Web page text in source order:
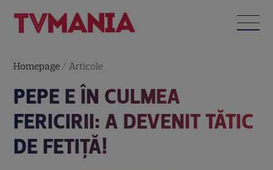
Homepage / Articole
PEPE E ÎN CULMEA
FERICIRII: A DEVENIT TĂTIC
DE FETIŢĂ!